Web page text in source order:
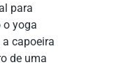
para
o yoga
capoeira
de uma